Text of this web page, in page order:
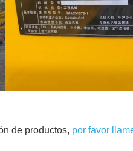
de productos, por favor